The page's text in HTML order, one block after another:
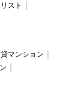
スト
マンション